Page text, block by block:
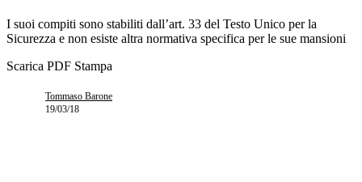
I suoi compiti sono stabiliti dall’art. 33 del Testo Unico per la
Sicurezza e non esiste altra normativa specifica per le sue mansioni
Scarica PDF Stampa
Tommaso Barone
19/03/18